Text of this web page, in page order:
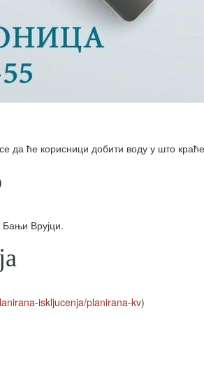
да ће корисници добити воду у што
Врујци.
iskljucenja/planirana-kv)